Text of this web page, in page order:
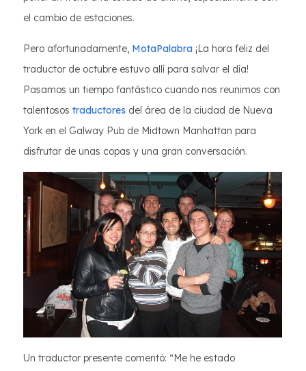
el cambio de estaciones.
Pero afortunadamente, MotaPalabra ¡La hora feliz del
traductor de octubre estuvo allí para salvar el día!
Pasamos un tiempo fantástico cuando nos reunimos con
talentosos traductores del área de la ciudad de Nueva
York en el Galway Pub de Midtown Manhattan para
disfrutar de unas copas y una gran conversación.
Un traductor presente comentó: “Me he estado